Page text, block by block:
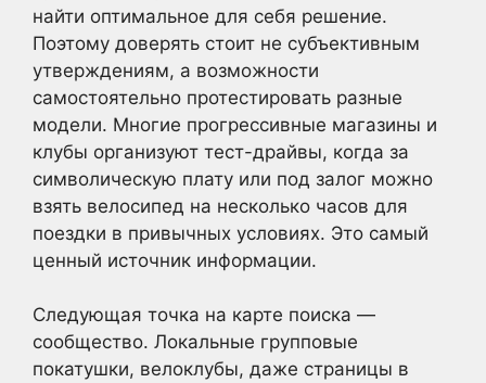
найти оптимальное для себя решение.
Поэтому доверять стоит не субъективным
утверждениям, а возможности
самостоятельно протестировать разные
модели. Многие прогрессивные магазины и
клубы организуют тест-драйвы, когда за
символическую плату или под залог можно
взять велосипед на несколько часов для
поездки в привычных условиях. Это самый
ценный источник информации.
Следующая точка на карте поиска —
сообщество. Локальные групповые
покатушки, велоклубы, даже страницы в